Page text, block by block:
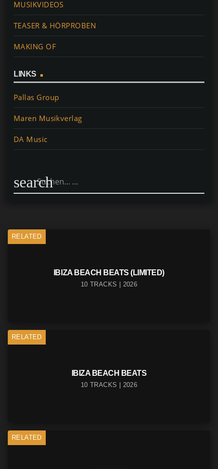
MUSIKVIDEOS
TEASER & HÖRPROBEN
MAKING OF
LINKS
Pallas Group
Maren Musikverlag
DA Music
search
RELATED
IBIZA BEACH BEATS (LIMITED)
10 TRACKS | 2026
RELATED
IBIZA BEACH BEATS
10 TRACKS | 2026
RELATED